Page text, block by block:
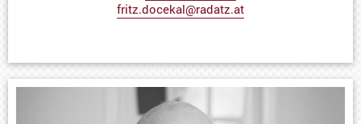
fritz.docekal@radatz.at